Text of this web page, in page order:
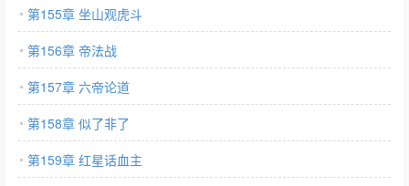
第155章 坐山观虎斗
第156章 帝法战
第157章 六帝论道
第158章 似了非了
第159章 红星话血主